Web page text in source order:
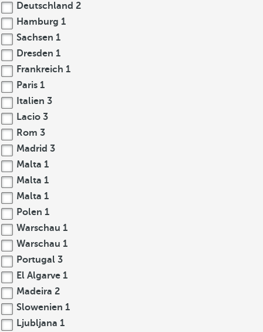
Deutschland 2
Hamburg 1
Sachsen 1
Dresden 1
Frankreich 1
Paris 1
Italien 3
Lacio 3
Rom 3
Madrid 3
Malta 1
Malta 1
Malta 1
Polen 1
Warschau 1
Warschau 1
Portugal 3
El Algarve 1
Madeira 2
Slowenien 1
Ljubljana 1